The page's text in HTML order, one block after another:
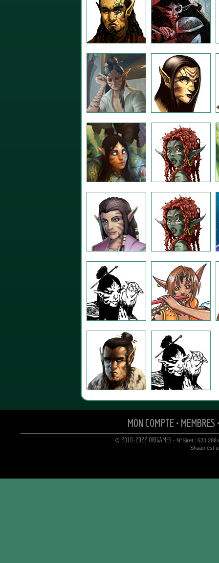
MON COMPTE • MEMBRES
© 2010-2022 ORIGAMES - N°Siret : 523 288
Shaan est